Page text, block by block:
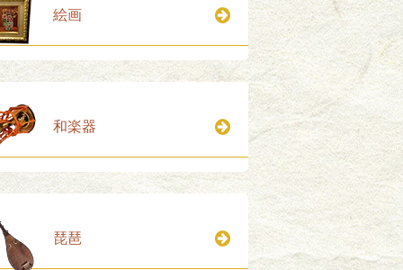
絵画
和楽器
琵琶